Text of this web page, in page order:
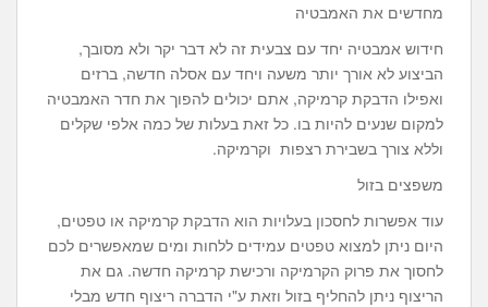
מחדשים את האמבטיה
חידוש אמבטיה יחד עם צבעית זה לא דבר יקר ולא מסובך,
הביצוע לא אורך יותר משעה ויחד עם אסלה חדשה, ברזים
ואפילו הדבקת קרמיקה, אתם יכולים להפוך את חדר האמבטיה
למקום שנעים להיות בו. כל זאת בעלות של כמה אלפי שקלים
וללא צורך בשבירת רצפות וקרמיקה.
משפצים בזול
עוד אפשרות לחסכון בעלויות הוא הדבקת קרמיקה או טפטים,
היום ניתן למצוא טפטים עמידים ללחות ומים שמאפשרים לכם
לחסוך את פרוק הקרמיקה ורכישת קרמיקה חדשה. גם את
הריצוף ניתן להחליף בזול וזאת ע"י הדברה ריצוף חדש מבלי